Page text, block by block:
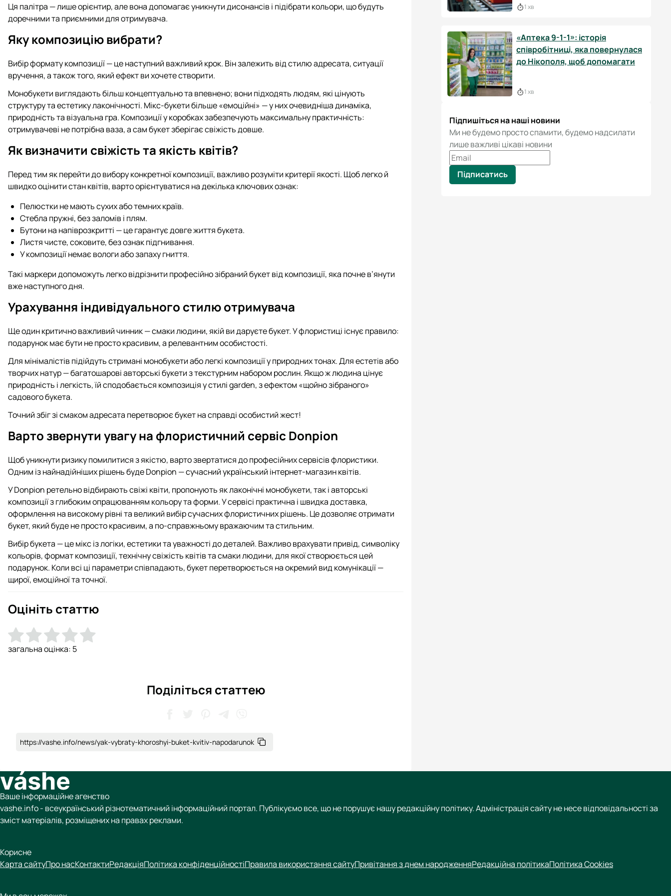
Ця палітра — лише орієнтир, але вона допомагає уникнути дисонансів і підібрати кольори, що будуть
доречними та приємними для отримувача.
Яку композицію вибрати?
Вибір формату композиції — це наступний важливий крок. Він залежить від стилю адресата, ситуації
вручення, а також того, який ефект ви хочете створити.
Монобукети виглядають більш концептуально та впевнено; вони підходять людям, які цінують
структуру та естетику лаконічності. Мікс-букети більше «емоційні» — у них очевидніша динаміка,
природність та візуальна гра. Композиції у коробках забезпечують максимальну практичність:
отримувачеві не потрібна ваза, а сам букет зберігає свіжість довше.
Як визначити свіжість та якість квітів?
Перед тим як перейти до вибору конкретної композиції, важливо розуміти критерії якості. Щоб легко й
швидко оцінити стан квітів, варто орієнтуватися на декілька ключових ознак:
Пелюстки не мають сухих або темних країв.
Стебла пружні, без заломів і плям.
Бутони на напіврозкритті — це гарантує довге життя букета.
Листя чисте, соковите, без ознак підгнивання.
У композиції немає вологи або запаху гниття.
Такі маркери допоможуть легко відрізнити професійно зібраний букет від композиції, яка почне в’янути
вже наступного дня.
Урахування індивідуального стилю отримувача
Ще один критично важливий чинник — смаки людини, якій ви даруєте букет. У флористиці існує правило:
подарунок має бути не просто красивим, а релевантним особистості.
Для мінімалістів підійдуть стримані монобукети або легкі композиції у природних тонах. Для естетів або
творчих натур — багатошарові авторські букети з текстурним набором рослин. Якщо ж людина цінує
природність і легкість, їй сподобається композиція у стилі garden, з ефектом «щойно зібраного»
садового букета.
Точний збіг зі смаком адресата перетворює букет на справді особистий жест!
Варто звернути увагу на флористичний сервіс Donpion
Щоб уникнути ризику помилитися з якістю, варто звертатися до професійних сервісів флористики.
Одним із найнадійніших рішень буде Donpion — сучасний український інтернет-магазин квітів.
У Donpion ретельно відбирають свіжі квіти, пропонують як лаконічні монобукети, так і авторські
композиції з глибоким опрацюванням кольору та форми. У сервісі практична і швидка доставка,
оформлення на високому рівні та великий вибір сучасних флористичних рішень. Це дозволяє отримати
букет, який буде не просто красивим, а по-справжньому вражаючим та стильним.
Вибір букета — це мікс із логіки, естетики та уважності до деталей. Важливо врахувати привід, символіку
кольорів, формат композиції, технічну свіжість квітів та смаки людини, для якої створюється цей
подарунок. Коли всі ці параметри співпадають, букет перетворюється на окремий вид комунікації —
щирої, емоційної та точної.
Оцініть статтю
загальна оцінка: 5
Поділіться статтею
https://vashe.info/news/yak-vybraty-khoroshyi-buket-kvitiv-napodarunok
1 хв
«Аптека 9-1-1»: історія
співробітниці, яка повернулася
до Нікополя, щоб допомагати
1 хв
Підпишіться на наші новини
Ми не будемо просто спамити, будемо надсилати
лише важливі цікаві новини
Підписатись
Ваше інформаційне агенство
vashe.info - всеукраїнський різнотематичний інформаційний портал. Публікуємо все, що не порушує нашу редакційну політику. Адміністрація сайту не несе відповідальності за
зміст матеріалів, розміщених на правах реклами.
Корисне
Карта сайтуПро насКонтактиРедакціяПолітика конфіденційностіПравила використання сайтуПривітання з днем народженняРедакційна політикаПолітика Cookies